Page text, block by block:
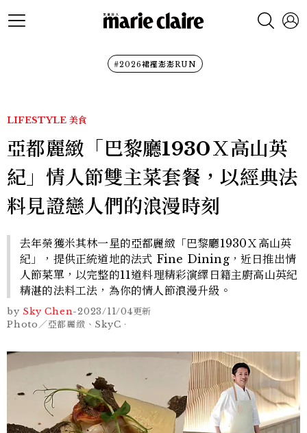
#2026裙襬澎澎RUN
LIFESTYLE 美食
亞都麗緻「巴黎廳1930Ｘ高山英
紀」情人節雙主菜套餐，以經典法
料見證戀人們的浪漫時刻
去年榮獲米其林一星的亞都麗緻「巴黎廳1930Ｘ高山英
紀」，提供正統道地的法式 Fine Dining，近日推出情
人節菜單，以完整的11道料理精彩演繹日籍主廚高山英紀
精湛的法料工法，為你的情人節浪漫升級。
by Sky Chen-2023/11/04更新
Photo／亞都麗緻、SkyC．